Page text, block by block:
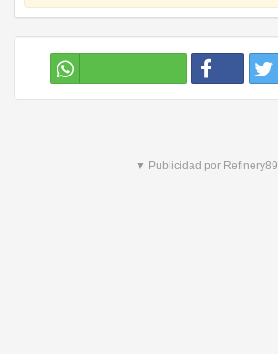
▼ Publicidad por Refinery89